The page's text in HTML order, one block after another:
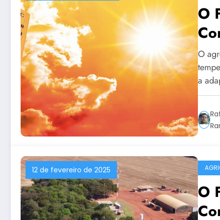
O
O
a
12 de fevereiro de 2025
O